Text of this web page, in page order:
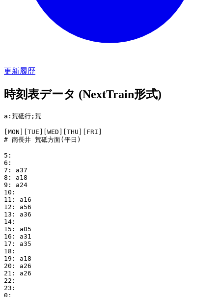
更新履歴
時刻表データ (NextTrain形式)
a:荒砥行;荒
[MON][TUE][WED][THU][FRI]
# 南長井 荒砥方面(平日)
5:
6:
7: a37
8: a18
9: a24
10:
11: a16
12: a56
13: a36
14:
15: a05
16: a31
17: a35
18:
19: a18
20: a26
21: a26
22:
23:
0: